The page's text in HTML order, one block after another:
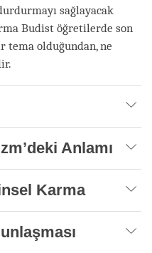
sağlayacak
Budist öğretilerde son
tema olduğundan, ne
Anlamı
Karma